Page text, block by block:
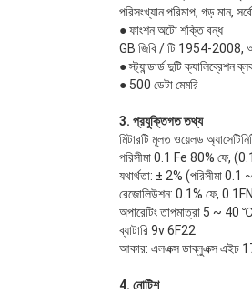
পরিসংখ্যান পরিমাপ, গড় মান,
● ফাংশন অটো শক্তি বন্ধ
GB জিবি / টি 1954-
● স্ট্যান্ডার্ড দুটি ক্যালিব্রেশন
● 500 ডেটা মেমরি
3. প্রযুক্তিগত তথ্য
মিটারটি মূলত ওয়েলড
পরিসীমা 0.1 Fe 80% ফে,
যথার্থতা: ± 2% (পরিসীমা
রেজোলিউশন: 0.1% ফে, 0.1FN
অপারেটিং তাপমাত্রা 5 ~ 40 ℃
ব্যাটারি 9v 6F22
আকার: এলএক্স ডাব্লুএক্স এইচ
4. নোটিশ